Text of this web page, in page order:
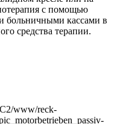
с помощью
больничными кассами в
средства терапии.